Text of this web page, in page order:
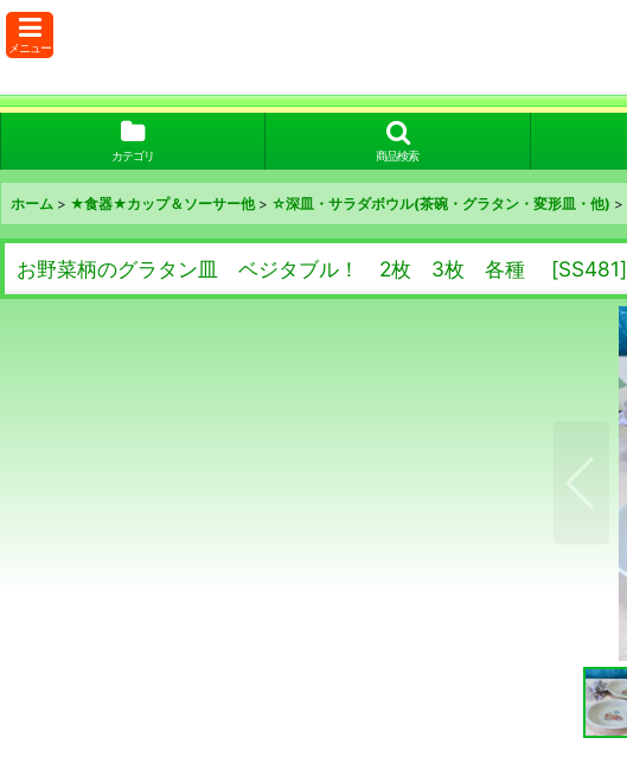
メニュー
カテゴリ 商品検索
ホーム > ★食器★カップ＆ソーサー他 > ☆深皿・サラダボウル(茶碗・グラタン・変形皿・他) >
お野菜柄のグラタン皿 ベジタブル！ 2枚 3枚 各種 [SS481]